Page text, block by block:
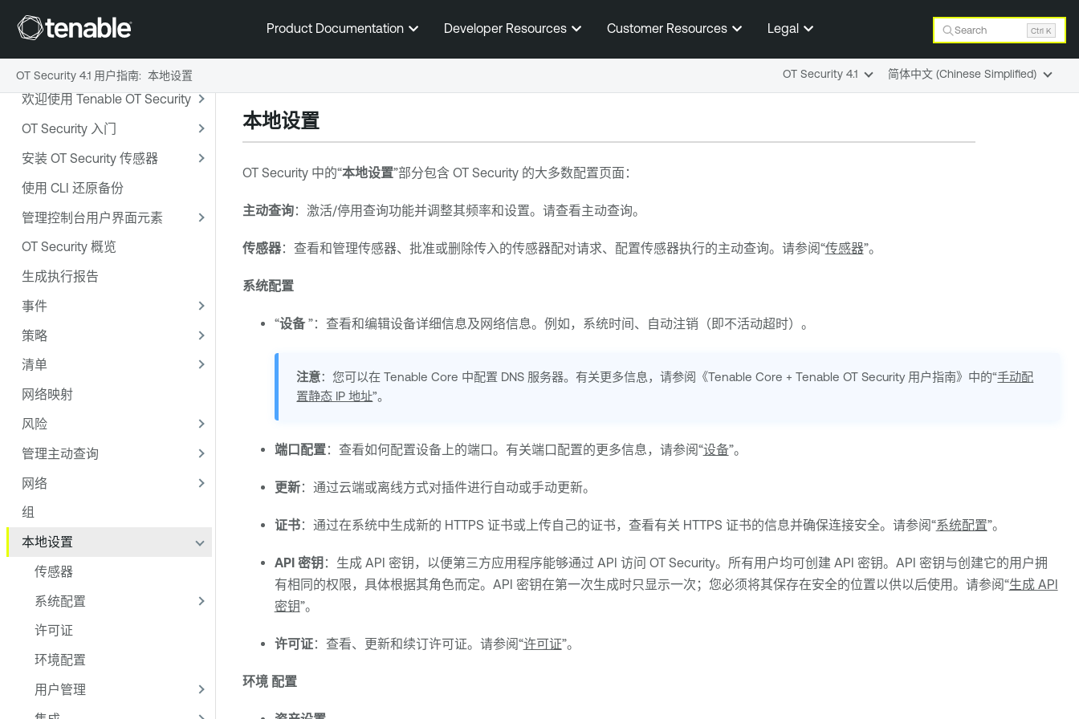
跳到主内容
Product Documentation Developer Resources Customer Resources Legal Search Ctrl K
欢迎使用 Tenable OT Security
OT Security 入门
安装 OT Security 传感器
使用 CLI 还原备份
管理控制台用户界面元素
OT Security 概览
生成执行报告
事件
策略
清单
网络映射
风险
管理主动查询
网络
组
本地设置
传感器
系统配置
许可证
环境配置
用户管理
本地设置
OT Security中的“本地设置”部分包含 OT Security的大多数配置页面：
主动查询：激活/停用查询功能并调整其频率和设置。请查看主动查询。
传感器：查看和管理传感器、批准或删除传入的传感器配对请求、配置传感器执行的主动查询。请参阅“传感器”。
系统配置
“设备”：查看和编辑设备详细信息及网络信息。例如，系统时间、自动注销（即不活动超时）。
注意：您可以在Tenable Core 中配置 DNS 服务器。有关更多信息，请参阅《Tenable Core +Tenable OT Security用户指南》中的“手动配
置静态 IP 地址”。
端口配置：查看如何配置设备上的端口。有关端口配置的更多信息，请参阅“设备”。
更新：通过云端或离线方式对插件进行自动或手动更新。
证书：通过在系统中生成新的 HTTPS 证书或上传自己的证书，查看有关 HTTPS 证书的信息并确保连接安全。请参阅“系统配置”。
API 密钥 ：生成 API 密钥，以便第三方应用程序能够通过 API 访问 OT Security。所有用户均可创建 API 密钥。API 密钥与创建它的用户拥
有相同的权限，具体根据其角色而定。API 密钥在第一次生成时只显示一次；您必须将其保存在安全的位置以供以后使用。请参阅“生成 API
密钥”。
许可证：查看、更新和续订许可证。请参阅“许可证”。
环境 配置
OT Security 4.1 用户指南: 本地设置 OT Security 4.1 简体中文 (Chinese Simplified)